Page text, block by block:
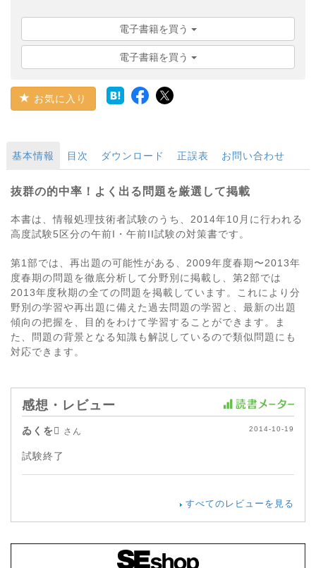
電子書籍を買う
電子書籍を買う
お気に入り
基本情報 目次 ダウンロード 正誤表 お問い合わせ
抜群の的中率！よく出る問題を厳選して掲載
本書は、情報処理技術者試験のうち、2014年10月に行われる
高度試験5区分の午前I・午前II試験の対策書です。
第1部では、再出題の可能性がある、2009年度春期〜2013年
度春期の問題を徹底分析して分野別に掲載し、第2部では
2013年度秋期の全ての問題を掲載しています。これにより分
野別の学習や再出題に備えた過去問題の学習と、最新の出題
傾向の把握を、目的をわけて学習することができます。ま
た、問題の背景となる知識も解説しているので類似問題にも
対応できます。
感想・レビュー
ゐくを さん 2014-10-19
試験終了
すべてのレビューを見る